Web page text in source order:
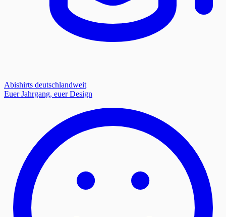
Abishirts deutschlandweit
Euer Jahrgang, euer Design